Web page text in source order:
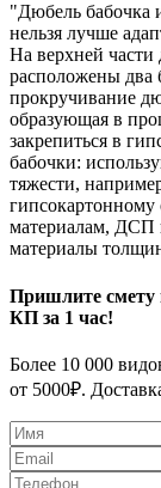
"Дюбель бабочка
нельзя лучше
На верхней
расположены два
прокручивание
образующая в
закрепиться в
бабочки:
тяжести,
материалам, ДСП
материалы
Пришлите смету
КП за 1 час!
Более 10 000
от 5000₽.